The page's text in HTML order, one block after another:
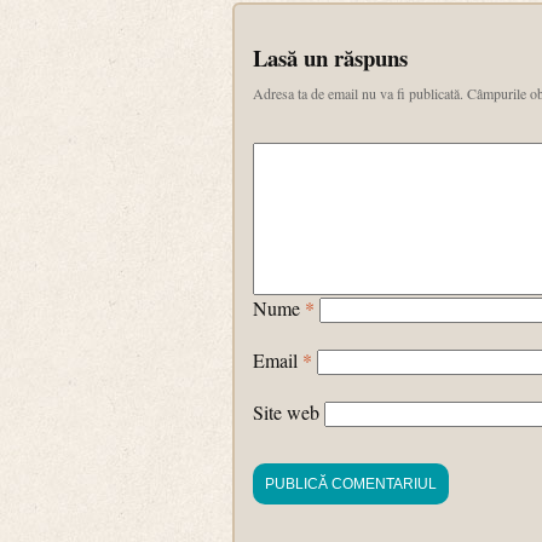
Lasă un răspuns
Adresa ta de email nu va fi publicată. Câmpurile
Nume *
Email *
Site web